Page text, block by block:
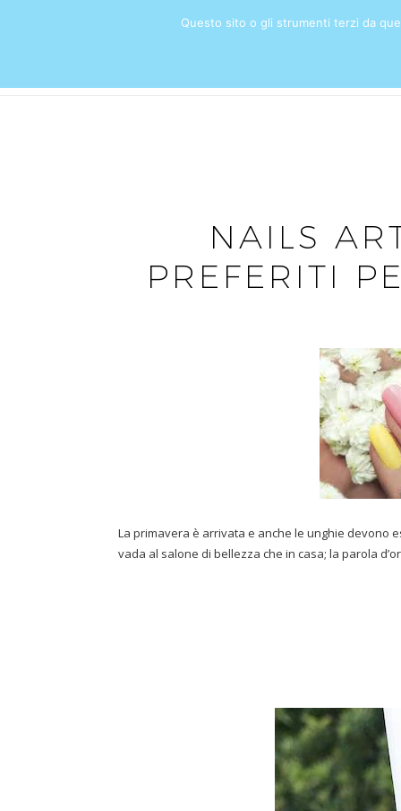
NAILS
PREFERITI
La primavera è arrivata e anche le unghie devono
vada al salone di bellezza che in casa; la parola
Questo sito o gli strumenti terzi da